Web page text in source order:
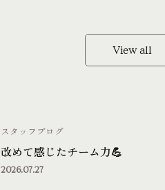
View all
改めて感じたチーム力💪
スタッフブログ
2026.07.27